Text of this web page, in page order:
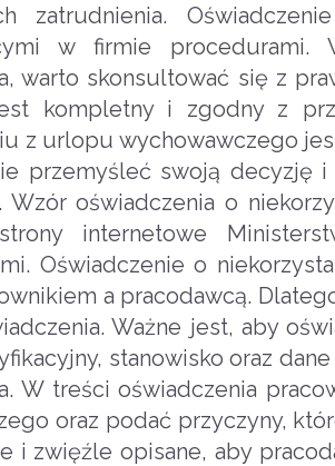
zatrudnienia.
w firmie
warto skonsultować się z
kompletny i zgodny z
z urlopu wychowawczego
przemyśleć swoją decyzję
Wzór oświadczenia o
internetowe
Oświadczenie o
a pracodawcą.
Ważne jest, aby
stanowisko oraz
W treści oświadczenia
oraz podać przyczyny,
i zwięźle opisane, aby